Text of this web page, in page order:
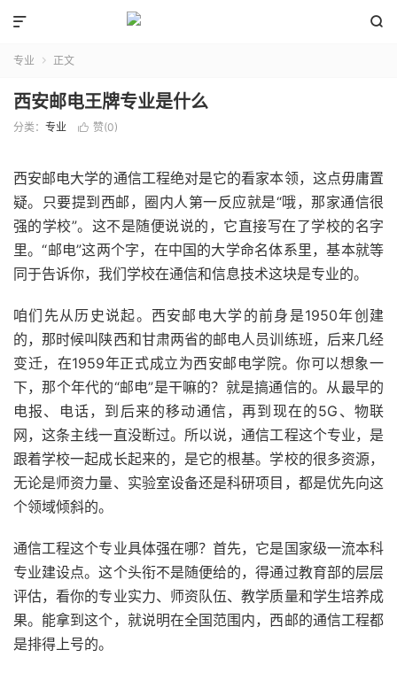


专业  正文
西安邮电王牌专业是什么
分类： 专业  赞(0)
西安邮电大学的通信工程绝对是它的看家本领，这点毋庸置
疑。只要提到西邮，圈内人第一反应就是“哦，那家通信很
强的学校”。这不是随便说说的，它直接写在了学校的名字
里。“邮电”这两个字，在中国的大学命名体系里，基本就等
同于告诉你，我们学校在通信和信息技术这块是专业的。
咱们先从历史说起。西安邮电大学的前身是1950年创建
的，那时候叫陕西和甘肃两省的邮电人员训练班，后来几经
变迁，在1959年正式成立为西安邮电学院。你可以想象一
下，那个年代的“邮电”是干嘛的？就是搞通信的。从最早的
电报、电话，到后来的移动通信，再到现在的5G、物联
网，这条主线一直没断过。所以说，通信工程这个专业，是
跟着学校一起成长起来的，是它的根基。学校的很多资源，
无论是师资力量、实验室设备还是科研项目，都是优先向这
个领域倾斜的。
通信工程这个专业具体强在哪？首先，它是国家级一流本科
专业建设点。这个头衔不是随便给的，得通过教育部的层层
评估，看你的专业实力、师资队伍、教学质量和学生培养成
果。能拿到这个，就说明在全国范围内，西邮的通信工程都
是排得上号的。